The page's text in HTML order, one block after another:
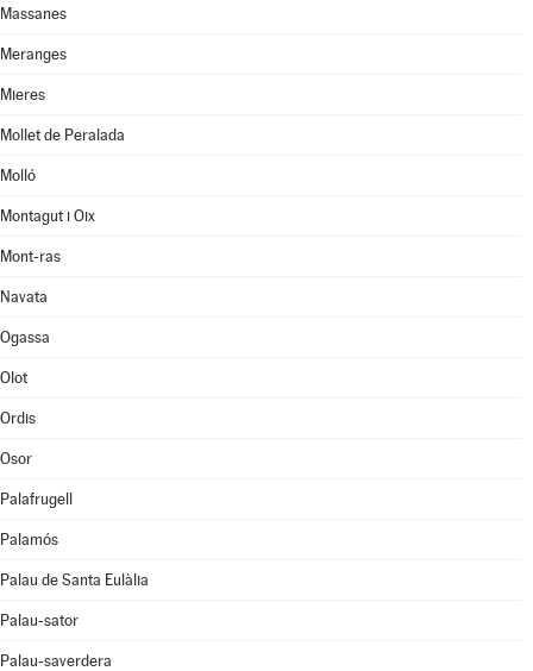
Massanes
Meranges
Mieres
Mollet de Peralada
Molló
Montagut i Oix
Mont-ras
Navata
Ogassa
Olot
Ordis
Osor
Palafrugell
Palamós
Palau de Santa Eulàlia
Palau-sator
Palau-saverdera